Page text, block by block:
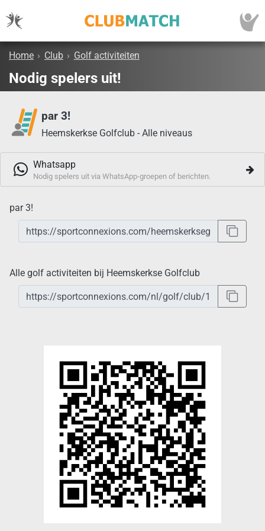
Home › Club › Golf activiteiten
Nodig spelers uit!
par 3!
Heemskerkse Golfclub - Alle niveaus
Whatsapp
Nodig spelers uit via WhatsApp-groepen of berichten.
par 3!
Alle golf activiteiten bij Heemskerkse Golfclub